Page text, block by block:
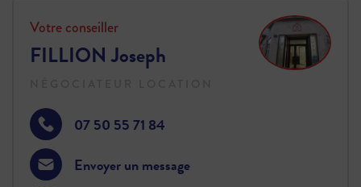
Votre conseiller
FILLION Joseph
07 50 55 71 84
Envoyer un message